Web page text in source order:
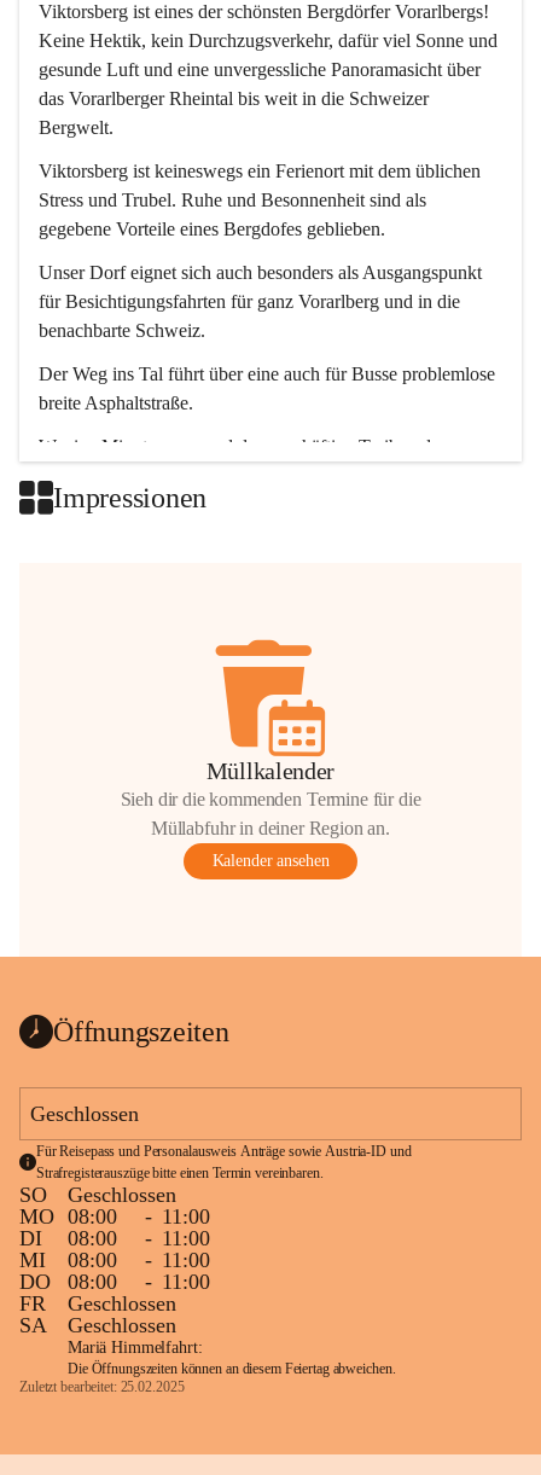
Viktorsberg ist eines der schönsten Bergdörfer Vorarlbergs!
Keine Hektik, kein Durchzugsverkehr, dafür viel Sonne und
gesunde Luft und eine unvergessliche Panoramasicht über
das Vorarlberger Rheintal bis weit in die Schweizer
Bergwelt.
Viktorsberg ist keineswegs ein Ferienort mit dem üblichen
Stress und Trubel. Ruhe und Besonnenheit sind als
gegebene Vorteile eines Bergdofes geblieben.
Unser Dorf eignet sich auch besonders als Ausgangspunkt
für Besichtigungsfahrten für ganz Vorarlberg und in die
benachbarte Schweiz.
Der Weg ins Tal führt über eine auch für Busse problemlose
breite Asphaltstraße.
Wenige Minuten nur, und das geschäftige Treiben der
Impressionen
Müllkalender
Sieh dir die kommenden Termine für die
Müllabfuhr in deiner Region an.
Kalender ansehen
Öffnungszeiten
Geschlossen
Für Reisepass und Personalausweis Anträge sowie Austria-ID und
Strafregisterauszüge bitte einen Termin vereinbaren.
SO
Geschlossen
MO 08:00 - 11:00
DI
08:00 - 11:00
MI
08:00 - 11:00
DO
08:00 - 11:00
FR
Geschlossen
SA
Geschlossen
Mariä Himmelfahrt:
Die Öffnungszeiten können an diesem Feiertag abweichen.
Zuletzt bearbeitet: 25.02.2025